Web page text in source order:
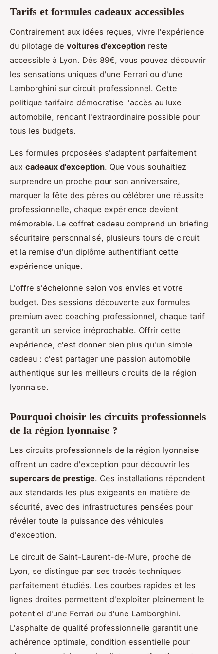
Tarifs et formules cadeaux accessibles
Contrairement aux idées reçues, vivre l'expérience
du pilotage de voitures d'exception reste
accessible à Lyon. Dès 89€, vous pouvez découvrir
les sensations uniques d'une Ferrari ou d'une
Lamborghini sur circuit professionnel. Cette
politique tarifaire démocratise l'accès au luxe
automobile, rendant l'extraordinaire possible pour
tous les budgets.
Les formules proposées s'adaptent parfaitement
aux cadeaux d'exception. Que vous souhaitiez
surprendre un proche pour son anniversaire,
marquer la fête des pères ou célébrer une réussite
professionnelle, chaque expérience devient
mémorable. Le coffret cadeau comprend un briefing
sécuritaire personnalisé, plusieurs tours de circuit
et la remise d'un diplôme authentifiant cette
expérience unique.
L'offre s'échelonne selon vos envies et votre
budget. Des sessions découverte aux formules
premium avec coaching professionnel, chaque tarif
garantit un service irréprochable. Offrir cette
expérience, c'est donner bien plus qu'un simple
cadeau : c'est partager une passion automobile
authentique sur les meilleurs circuits de la région
lyonnaise.
Pourquoi choisir les circuits professionnels
de la région lyonnaise ?
Les circuits professionnels de la région lyonnaise
offrent un cadre d'exception pour découvrir les
supercars de prestige. Ces installations répondent
aux standards les plus exigeants en matière de
sécurité, avec des infrastructures pensées pour
révéler toute la puissance des véhicules
d'exception.
Le circuit de Saint-Laurent-de-Mure, proche de
Lyon, se distingue par ses tracés techniques
parfaitement étudiés. Les courbes rapides et les
lignes droites permettent d'exploiter pleinement le
potentiel d'une Ferrari ou d'une Lamborghini.
L'asphalte de qualité professionnelle garantit une
adhérence optimale, condition essentielle pour